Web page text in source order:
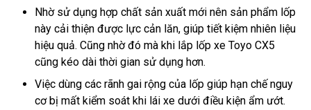
Nhờ sử dụng hợp chất sản xuất mới nên sản phẩm lốp
này cải thiện được lực cản lăn, giúp tiết kiệm nhiên liệu
hiệu quả. Cũng nhờ đó mà khi lắp lốp xe Toyo CX5
cũng kéo dài thời gian sử dụng hơn.
Việc dùng các rãnh gai rộng của lốp giúp hạn chế nguy
cơ bị mất kiểm soát khi lái xe dưới điều kiện ẩm ướt.